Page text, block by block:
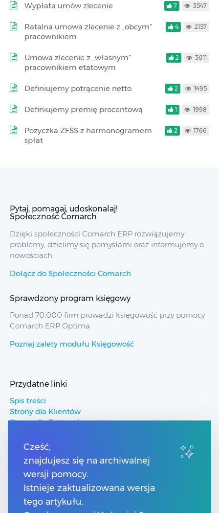
Wypłata umów zlecenie 7 3547
Ratalna umowa zlecenie z „obcym”
pracownikiem
4 2157
Umowa zlecenie z „własnym”
pracownikiem etatowym
2 3011
Definiujemy potrącenie netto 2 1495
Definiujemy premię procentową 1 1998
Pożyczka ZFŚS z harmonogramem
spłat
2 1766
Pytaj, pomagaj, udoskonalaj!
Społeczność Comarch
Dzięki społeczności Comarch ERP rozwiązujemy
problemy, dzielimy się pomysłami oraz informujemy o
nowościach.
Dołącz do Społeczności Comarch
Sprawdzony program księgowy
Ponad 70,000 firm prowadzi księgowość przy pomocy
Comarch ERP Optima
Poznaj zalety modułu Księgowość
Przydatne linki
Spis treści
Strony dla Klientów
Strony dla Partnerów
Pomoc Comarch Betterfly
Pomoc Comarch e-Sklep
Pomoc Comarch HRM
Kontakt
Numery telefonów
Cześć,
znajdujesz się na archiwalnej
wersji pomocy.
Istnieje zaktualizowana wersja
tego artykułu.